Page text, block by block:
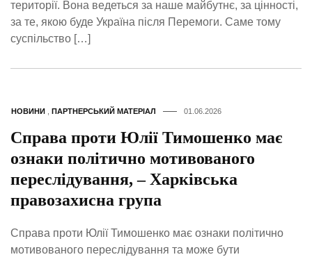
території. Вона ведеться за наше майбутнє, за цінності,
за те, якою буде Україна після Перемоги. Саме тому
суспільство […]
НОВИНИ ПАРТНЕРСЬКИЙ МАТЕРІАЛ 01.06.2026
Справа проти Юлії Тимошенко має
ознаки політично мотивованого
переслідування, – Харківська
правозахисна група
Справа проти Юлії Тимошенко має ознаки політично
мотивованого переслідування та може бути